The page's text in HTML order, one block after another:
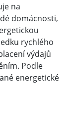
na
domácnosti,
rychlého
výdajů
Podle
energetické